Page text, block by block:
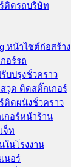
ติดรถบริษัท
หน้าไซต์ก่อสร้าง
อร์รถ
บปรุงชั่วคราว
วูด ติดสติ๊กเกอร์
ติดผนังชั่วคราว
กอร์หน้าร้าน
จ็ท
ในโรงงาน
นอร์